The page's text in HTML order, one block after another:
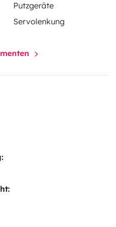
Putzgeräte
Servolenkung